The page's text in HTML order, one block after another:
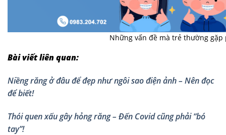
Những vấn đề mà trẻ thường gặp
Bài viết liên quan:
Niềng răng ở đâu để đẹp như ngôi sao điện ảnh – Nên đọc
để biết!
Thói quen xấu gây hỏng răng – Đến Covid cũng phải “bó
tay”!